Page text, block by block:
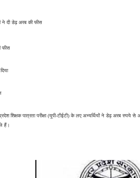
ने दी डेढ़ अरब की फीस
फीस
प्रदेश शिक्षक पात्रता परीक्षा (यूपी-टीईटी) के लए अभ्यर्थियों ने डेढ़ अरब
हैं।